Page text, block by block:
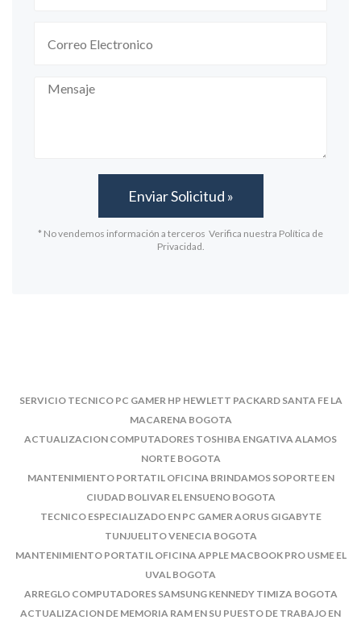
* No vendemos información a terceros Verifica nuestra Política de
Privacidad.
SERVICIO TECNICO PC GAMER HP HEWLETT PACKARD SANTA FE LA
MACARENA BOGOTA
ACTUALIZACION COMPUTADORES TOSHIBA ENGATIVA ALAMOS
NORTE BOGOTA
MANTENIMIENTO PORTATIL OFICINA BRINDAMOS SOPORTE EN
CIUDAD BOLIVAR EL ENSUENO BOGOTA
TECNICO ESPECIALIZADO EN PC GAMER AORUS GIGABYTE
TUNJUELITO VENECIA BOGOTA
MANTENIMIENTO PORTATIL OFICINA APPLE MACBOOK PRO USME EL
UVAL BOGOTA
ARREGLO COMPUTADORES SAMSUNG KENNEDY TIMIZA BOGOTA
ACTUALIZACION DE MEMORIA RAM EN SU PUESTO DE TRABAJO EN